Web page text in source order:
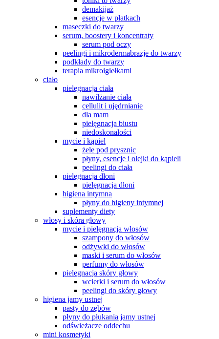
demakijaż
esencje w płatkach
maseczki do twarzy
serum, boostery i koncentraty
serum pod oczy
peelingi i mikrodermabrazje do twarzy
podkłady do twarzy
terapia mikroigiełkami
ciało
pielęgnacja ciała
nawilżanie ciała
cellulit i ujędrnianie
dla mam
pielęgnacja biustu
niedoskonałości
mycie i kąpiel
żele pod prysznic
płyny, esencje i olejki do kąpieli
peelingi do ciała
pielęgnacja dłoni
pielęgnacja dłoni
higiena intymna
płyny do higieny intymnej
suplementy diety
włosy i skóra głowy
mycie i pielęgnacja włosów
szampony do włosów
odżywki do włosów
maski i serum do włosów
perfumy do włosów
pielęgnacja skóry głowy
wcierki i serum do włosów
peelingi do skóry głowy
higiena jamy ustnej
pasty do zębów
płyny do płukania jamy ustnej
odświeżacze oddechu
mini kosmetyki